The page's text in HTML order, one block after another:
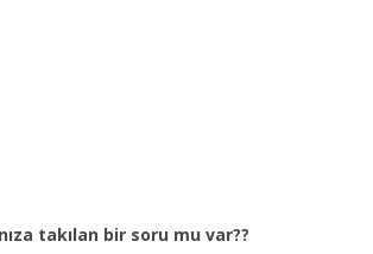
takılan bir soru mu var??